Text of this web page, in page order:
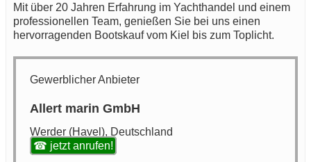
Mit über 20 Jahren Erfahrung im Yachthandel und einem
professionellen Team, genießen Sie bei uns einen
hervorragenden Bootskauf vom Kiel bis zum Toplicht.
Gewerblicher Anbieter
Allert marin GmbH
Werder (Havel), Deutschland
☎ jetzt anrufen!